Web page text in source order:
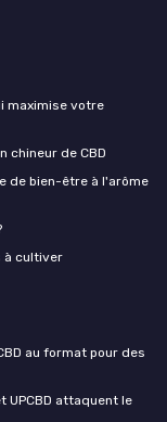
maximise votre
chineur de CBD
de bien-être à l'arôme
à cultiver
au format pour des
UPCBD attaquent le